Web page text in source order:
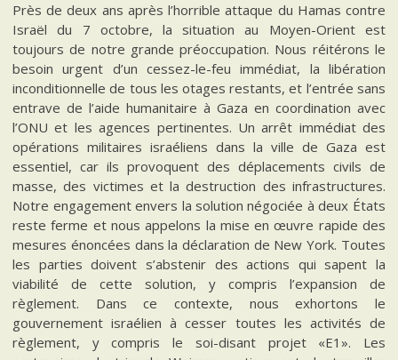
Près de deux ans après l’horrible attaque du Hamas contre
Israël du 7 octobre, la situation au Moyen-Orient est
toujours de notre grande préoccupation. Nous réitérons le
besoin urgent d’un cessez-le-feu immédiat, la libération
inconditionnelle de tous les otages restants, et l’entrée sans
entrave de l’aide humanitaire à Gaza en coordination avec
l’ONU et les agences pertinentes. Un arrêt immédiat des
opérations militaires israéliens dans la ville de Gaza est
essentiel, car ils provoquent des déplacements civils de
masse, des victimes et la destruction des infrastructures.
Notre engagement envers la solution négociée à deux États
reste ferme et nous appelons la mise en œuvre rapide des
mesures énoncées dans la déclaration de New York. Toutes
les parties doivent s’abstenir des actions qui sapent la
viabilité de cette solution, y compris l’expansion de
règlement. Dans ce contexte, nous exhortons le
gouvernement israélien à cesser toutes les activités de
règlement, y compris le soi-disant projet «E1». Les